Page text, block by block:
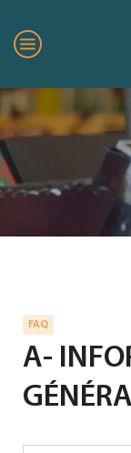
FAQ
A-